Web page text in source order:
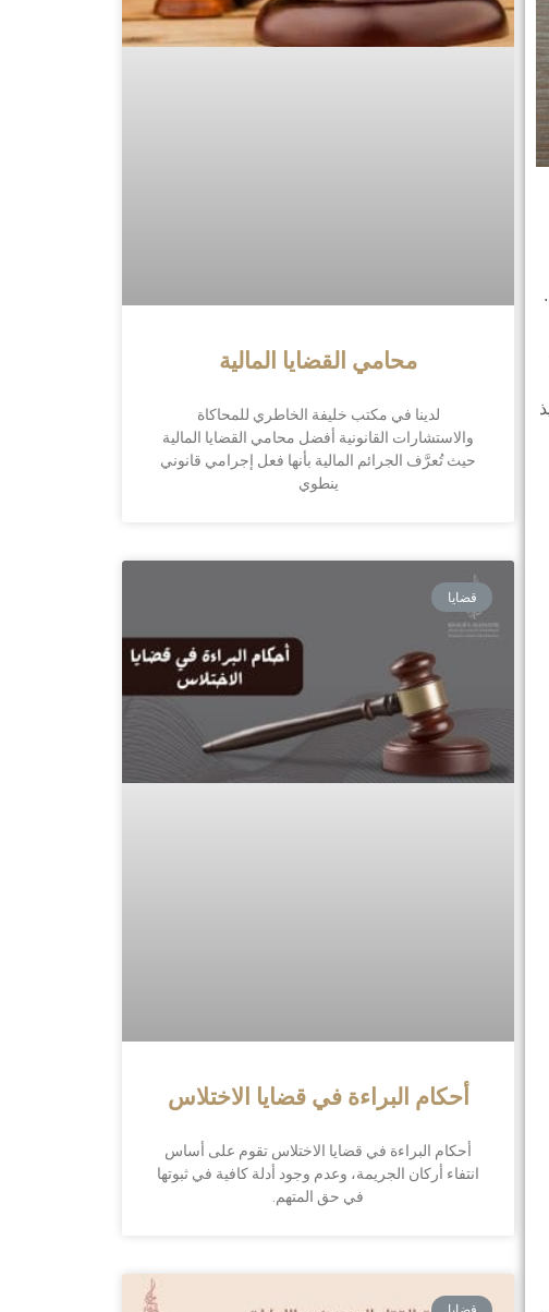
محامي القضايا المالية
لدينا في مكتب خليفة الخاطري للمحاكاة
والاستشارات القانونية أفضل محامي القضايا المالية
حيث تُعرَّف الجرائم المالية بأنها فعل إجرامي قانوني
ينطوي
قضايا
أحكام البراءة في قضايا الاختلاس
أحكام البراءة في قضايا الاختلاس تقوم على أساس
انتفاء أركان الجريمة، وعدم وجود أدلة كافية في ثبوتها
في حق المتهم.